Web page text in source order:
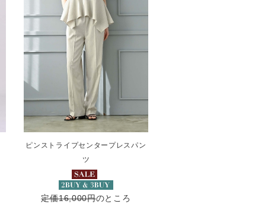
ピンストライプセンタープレスパン
ツ
定価16,000円のところ